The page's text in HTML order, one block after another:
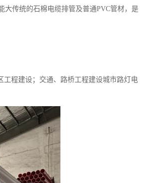
大传统的石棉电缆排管及普通PVC管材，是
工程建设；交通、路桥工程建设城市路灯电